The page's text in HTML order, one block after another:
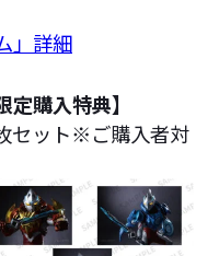
」詳細
購入特典】
セット※ご購入者対